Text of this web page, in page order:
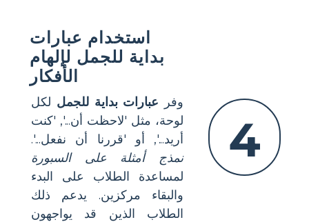
4
استخدام عبارات
بداية للجمل لإلهام
الأفكار
وفر عبارات بداية للجمل لكل
لوحة، مثل 'لاحظت أن...', 'كنت
أريد...', أو 'قررنا أن نفعل...'.
نمذج أمثلة على السبورة
لمساعدة الطلاب على البدء
والبقاء مركزين. يدعم ذلك
الطلاب الذين قد يواجهون